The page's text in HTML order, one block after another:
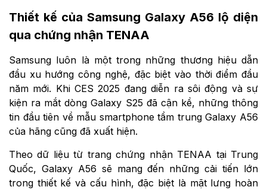
Thiết kế của Samsung Galaxy A56 lộ diện
qua chứng nhận TENAA
Samsung luôn là một trong những thương hiệu dẫn
đầu xu hướng công nghệ, đặc biệt vào thời điểm đầu
năm mới. Khi CES 2025 đang diễn ra sôi động và sự
kiện ra mắt dòng Galaxy S25 đã cận kề, những thông
tin đầu tiên về mẫu smartphone tầm trung Galaxy A56
của hãng cũng đã xuất hiện.
Theo dữ liệu từ trang chứng nhận TENAA tại Trung
Quốc, Galaxy A56 sẽ mang đến những cải tiến lớn
trong thiết kế và cấu hình, đặc biệt là mặt lưng hoàn